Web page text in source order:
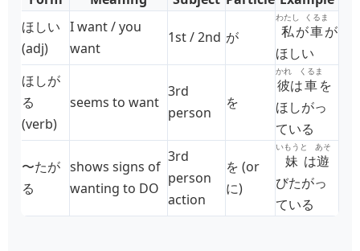
ほしい
(adj)
I want / you
want
1st / 2nd が 私
わたし
が車
くるま
が
ほしい
ほしが
る
(verb)
seems to want
3rd
person
を
彼
かれ
は車
くるま
を
ほしがっ
ている
〜たが
る
shows signs of
wanting to DO
3rd
person
action
を (or
に)
妹
いもうと
は遊
あそ
びたがっ
ている